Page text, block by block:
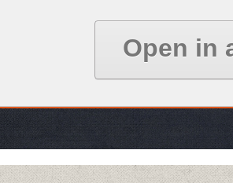
Open in